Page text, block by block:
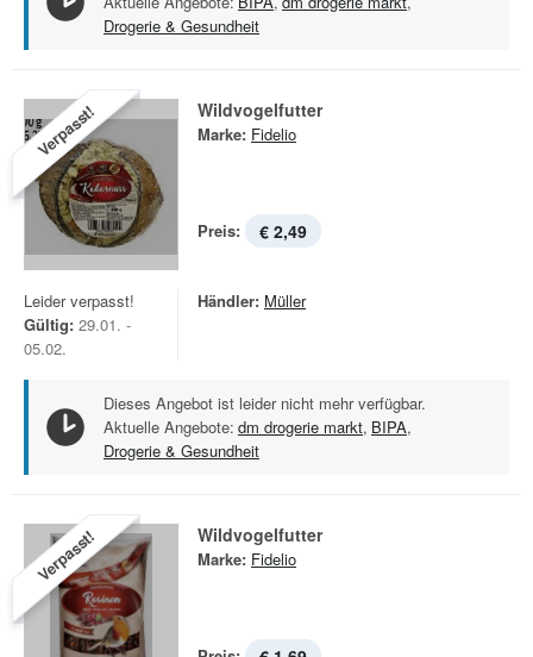
Drogerie & Gesundheit
Verpasst! Wildvogelfutter
Marke: Fidelio
Preis: € 2,49
Leider verpasst!
Gültig: 29.01. -
05.02.
Händler: Müller
Dieses Angebot ist leider nicht mehr verfügbar.
Aktuelle Angebote: dm drogerie markt, BIPA,
Drogerie & Gesundheit
Verpasst! Wildvogelfutter
Marke: Fidelio